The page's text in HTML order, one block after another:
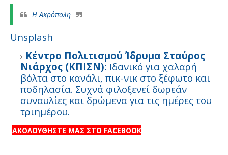
Η Ακρόπολη
Unsplash
Κέντρο Πολιτισμού Ίδρυμα Σταύρος
Νιάρχος (ΚΠΙΣΝ): Ιδανικό για χαλαρή
βόλτα στο κανάλι, πικ-νικ στο ξέφωτο και
ποδηλασία. Συχνά φιλοξενεί δωρεάν
συναυλίες και δρώμενα για τις ημέρες του
τριημέρου.
ΑΚΟΛΟΥΘΗΣΤΕ ΜΑΣ ΣΤΟ FACEBOOK